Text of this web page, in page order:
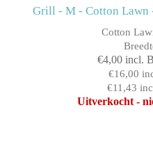
Grill - M - Cotton Lawn
Cotton
€4,00 incl.
€16,00
€11,43
Uitverkocht -